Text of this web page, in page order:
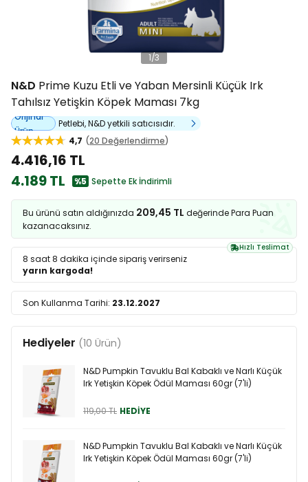
1/3
N&D Prime Kuzu Etli ve Yaban Mersinli Küçük Irk
Tahılsız Yetişkin Köpek Maması 7kg
Orijinal
Ürün
Petlebi, N&D yetkili satıcısıdır.
4,7
20 Değerlendirme
4.416,16 TL
4.189 TL
%5 Sepette Ek İndirimli
Bu ürünü satın aldığınızda 209,45 TL değerinde Para Puan
kazanacaksınız.
Hızlı Teslimat
8 saat 8 dakika içinde sipariş verirseniz
yarın kargoda!
Son Kullanma Tarihi: 23.12.2027
Hediyeler (10 Ürün)
N&D Pumpkin Tavuklu Bal Kabaklı ve Narlı Küçük
Irk Yetişkin Köpek Ödül Maması 60gr (7'li)
119,00 TL HEDİYE
N&D Pumpkin Tavuklu Bal Kabaklı ve Narlı Küçük
Irk Yetişkin Köpek Ödül Maması 60gr (7'li)